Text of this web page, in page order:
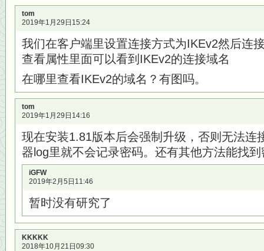
tom
2019年1月29日15:24
我们在客户端里设置连接方式为IKEv2然后连
查看属性里面可以看到IKEv2的连接域名
在哪里查看IKEv2的域名？有图吗。
tom
2019年1月29日14:16
现在安装1.81版本后会强制升级，否则无法连
器log里就不会记录密码。还有其他方法能找
iGFW
2019年2月5日11:46
暂时没有研究了
KKKKK
2018年10月21日09:30